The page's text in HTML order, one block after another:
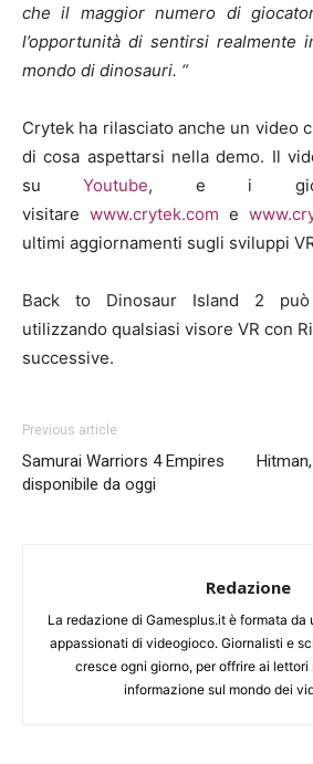
che il maggior numero di
l’opportunità di sentirsi realmente
mondo di dinosauri. “
Crytek ha rilasciato anche un video
di cosa aspettarsi nella demo. Il
suYoutube, e i
visitare www.crytek.com e
ultimi aggiornamenti sugli sviluppi
Back to Dinosaur Island 2
utilizzando qualsiasi visore VR con
successive.
Previous article
Samurai Warriors 4 Empires
disponibile da oggi
Redazione
La redazione di Gamesplus.it è formata da
appassionati di videogioco. Giornalisti e
cresce ogni giorno, per offrire ai
informazione sul mondo dei